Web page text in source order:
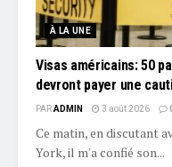
À LA UNE
Visas américains: 50
devront payer une
PARADMIN 3 août 2026
Ce matin, en discutant
York, il m'a confié son...